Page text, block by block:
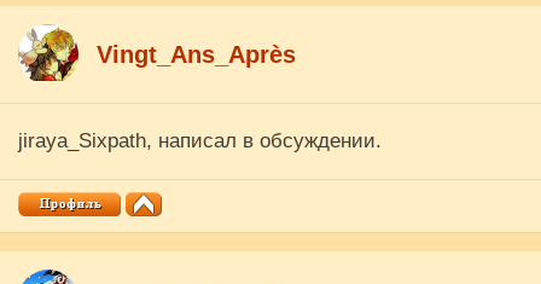
Vingt_Ans_Après
jiraya_Sixpath, написал в обсуждении.